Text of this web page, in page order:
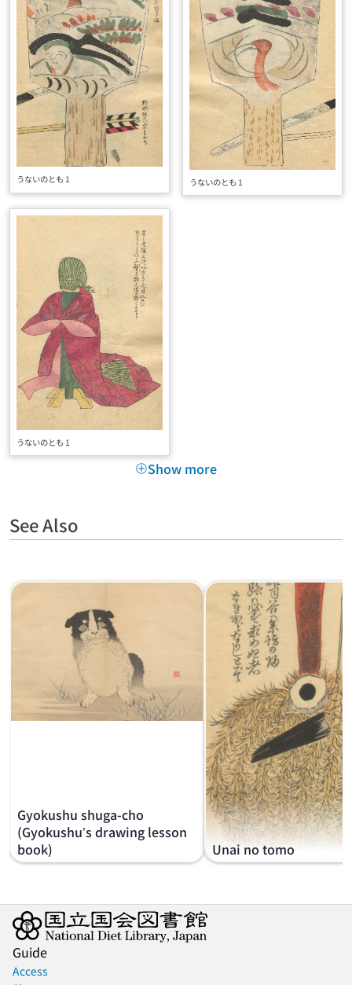
うないのとも 1 うないのとも 1
うないのとも 1
Show more
See Also
Gyokushu shuga-cho
(Gyokushu’s drawing lesson
book)
Unai no tomo
Guide
Access